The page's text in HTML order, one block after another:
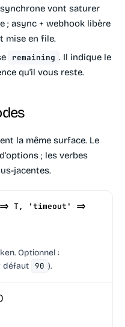
vont saturer
; async + webhook libère
mise en file.
remaining . Il indique le
qu'il vous reste.
la même surface. Le
; les verbes
jacentes.
T, 'timeout' =>
Optionnel :
défaut 90 ).